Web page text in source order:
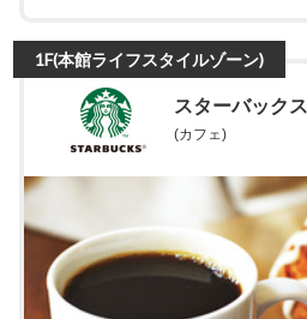
1F(本館ライフスタイルゾーン)
スターバック
(カフェ)